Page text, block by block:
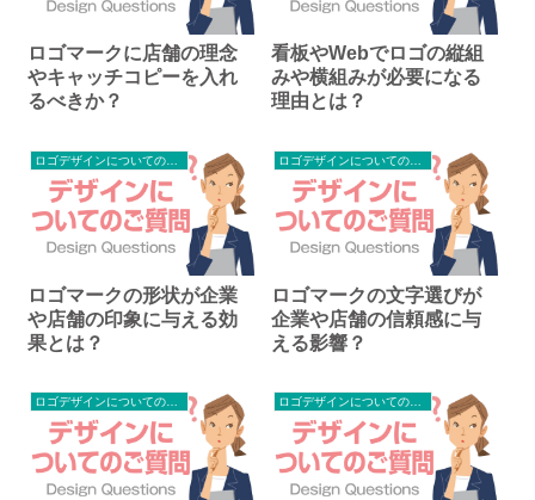
ロゴマークに店舗の理念
やキャッチコピーを入れ
るべきか？
看板やWebでロゴの縦組
みや横組みが必要になる
理由とは？
ロゴマークの形状が企業
や店舗の印象に与える効
果とは？
ロゴマークの文字選びが
企業や店舗の信頼感に与
える影響？
ロゴデザインについてのご質問 ロゴデザインについてのご質問